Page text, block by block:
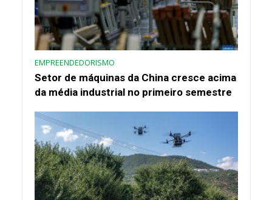
EMPREENDEDORISMO
Setor de máquinas da China cresce acima
da média industrial no primeiro semestre